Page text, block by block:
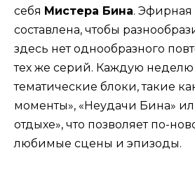
себя Мистера Бина. Эфирная
составлена, чтобы
здесь нет однообразного
тех же серий. Каждую
тематические блоки, такие
моменты», «Неудачи Бина»
отдыхе», что позволяет по-
любимые сцены и эпизоды.